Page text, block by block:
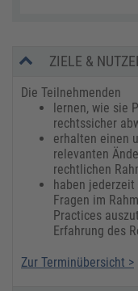
ZIELE &
Die Teilnehmenden
lernen, wie sie
rechtssicher
erhalten einen
relevanten
rechtlichen
haben
Fragen im
Practices
Erfahrung des
Zur Terminübersicht >